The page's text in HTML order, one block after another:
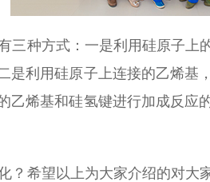
三种方式：一是利用硅原子上
是利用硅原子上连接的乙烯
乙烯基和硅氢键进行加成反应
？希望以上为大家介绍的对大